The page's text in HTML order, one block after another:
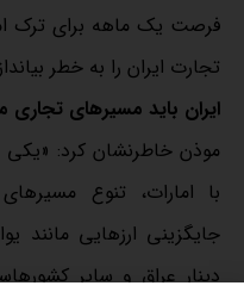
فرصت یک ماهه برای ترک
تجارت ایران را به خطر
ایران باید مسیرهای تجاری
موذن خاطرنشان کرد: «یکی
با امارات، تنوع
جایگزینی ارزهایی مانند
دینار عراق و سایر